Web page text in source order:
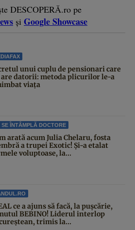
DESCOPERĂ.ro pe
și Google Showcase
unui cuplu de pensionari care
datorii: metoda plicurilor le-a
viața
SE ÎNTÂMPLĂ DOCTORE
arată acum Julia Chelaru, fosta
a trupei Exotic! Și-a etalat
voluptoase, la...
ce a ajuns să facă, la pușcărie,
BEBINO! Liderul interlop
trimis la...